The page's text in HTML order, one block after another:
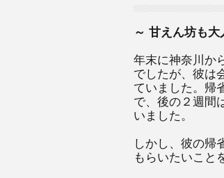
～ 甘えん坊も
年末に神奈川か
でしたが、彼は
ていました。帰
で、後の２週間
いました。
しかし、彼の帰
もらいたいこと